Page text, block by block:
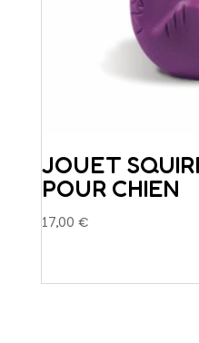
JOUET
POUR CHIEN
17,00 €